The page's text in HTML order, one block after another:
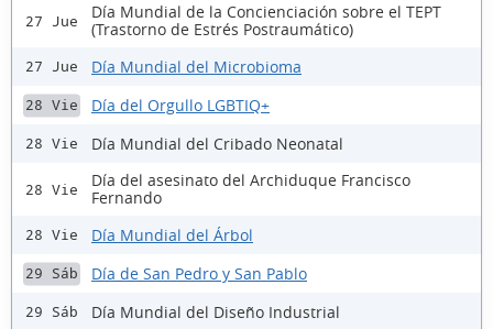
27 Jue
Día Mundial de la Concienciación sobre el TEPT
(Trastorno de Estrés Postraumático)
27 Jue Día Mundial del Microbioma
28 Vie Día del Orgullo LGBTIQ+
28 Vie Día Mundial del Cribado Neonatal
28 Vie
Día del asesinato del Archiduque Francisco
Fernando
28 Vie Día Mundial del Árbol
29 Sáb Día de San Pedro y San Pablo
29 Sáb Día Mundial del Diseño Industrial